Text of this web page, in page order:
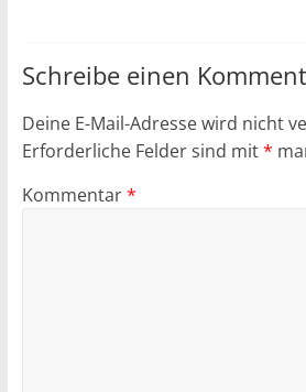
Schreibe einen
Deine E-Mail-Adresse wird nicht
Erforderliche Felder sind mit*
Kommentar*